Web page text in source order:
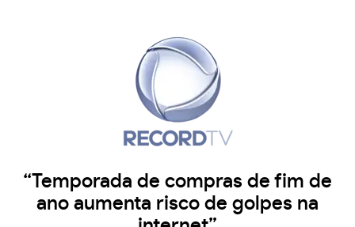
“Temporada de compras de fim de
ano aumenta risco de golpes na